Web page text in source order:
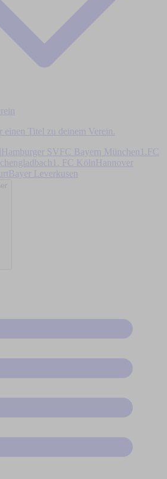
einen Titel zu deinem Verein.
Hamburger SV FC Bayern München
1.FC
1. FC Köln
Hannover
Bayer Leverkusen